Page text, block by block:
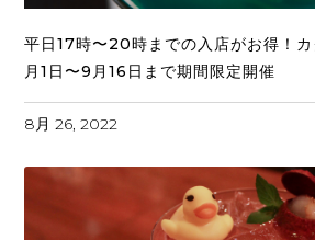
平日17時〜20時までの入店がお得！
月1日〜9月16日まで期間限定開催
8月 26, 2022